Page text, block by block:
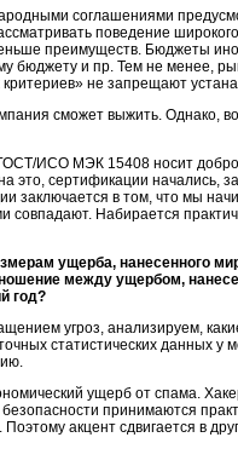
соглашениями
поведение
преимуществ. Бюджеты
бюджету и пр. Тем не менее,
не запрещают
сможет выжить. Однако,
ИСО МЭК 15408 носит
это, сертификации начались,
заключается в том, что мы
Набирается
ущерба, нанесенного
между ущербом,
год?
угроз, анализируем,
статистических данных
ущерб от спама.
принимаются
акцент сдвигается в